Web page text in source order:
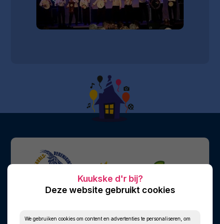
Deze website gebruikt cookies
We gebruiken cookies om content en advertenties te personaliseren, om